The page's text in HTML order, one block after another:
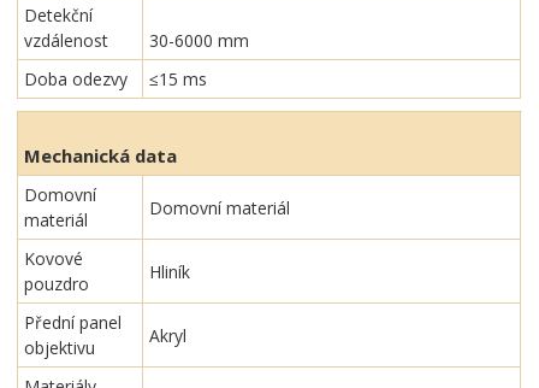
Detekční
vzdálenost
30-6000 mm
Doba odezvy
≤15 ms
Mechanická data
Domovní
materiál
Domovní materiál
Kovové
pouzdro
Hliník
Přední panel
objektivu
Akryl